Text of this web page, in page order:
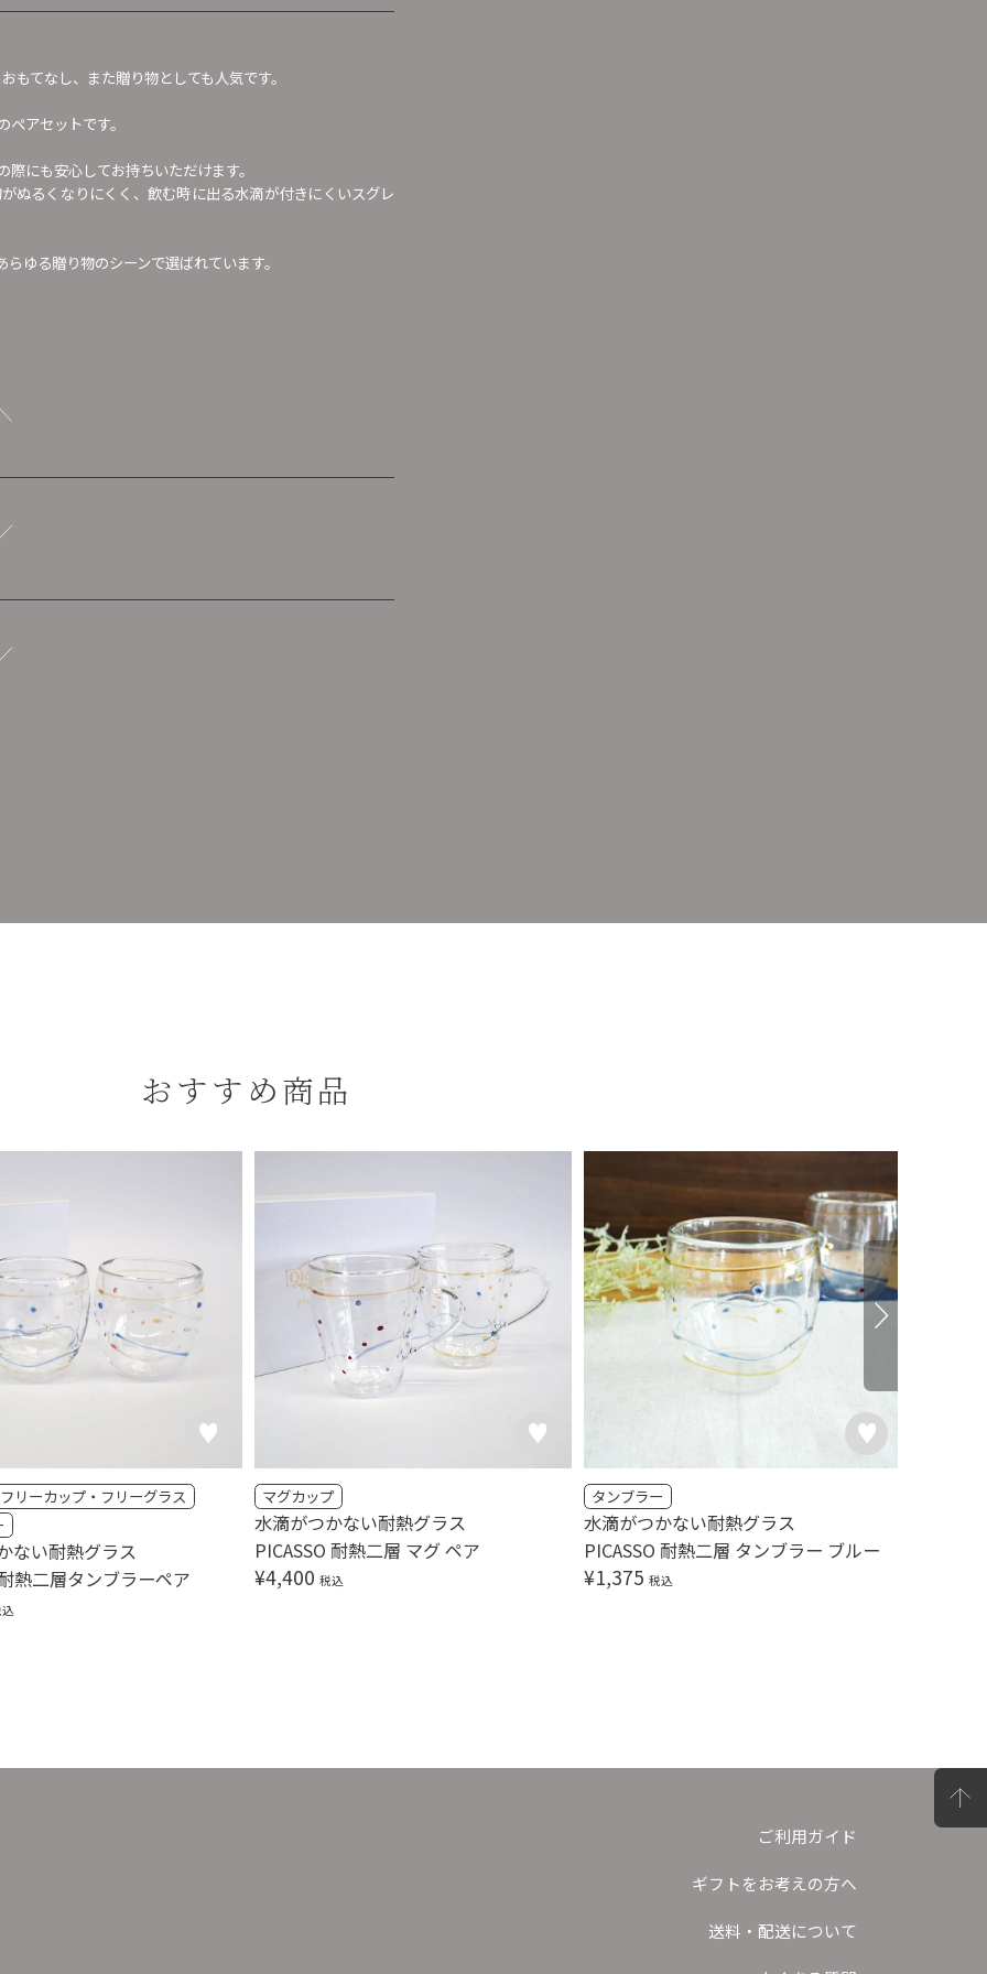
てなし、また贈り物としても人気です。
アセットです。
にも安心してお持ちいただけます。
ぬるくなりにくく、飲む時に出る水滴が付きにくいスグレ
ゆる贈り物のシーンで選ばれています。
おすすめ商品
熱二層タンブラーペア
フリーカップ・フリーグラス
ない耐熱グラス PICASSO 耐熱二層 マグ ペア
マグカップ
¥4,400 税込
水滴がつかない耐熱グラス
PICASSO 耐熱二層 タンブラー ブルー
タンブラー
¥1,375 税込
水滴がつかない耐熱グラス
ご利用ガイド
ギフトをお考えの方へ
送料・配送について